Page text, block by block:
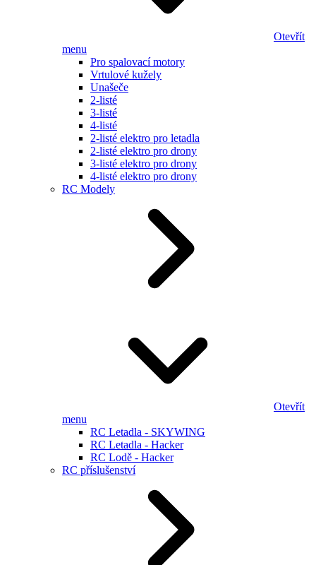
Otevřít
menu
Pro spalovací motory
Vrtulové kužely
Unašeče
2-listé
3-listé
4-listé
2-listé elektro pro letadla
2-listé elektro pro drony
3-listé elektro pro drony
4-listé elektro pro drony
RC Modely
Otevřít
menu
RC Letadla - SKYWING
RC Letadla - Hacker
RC Lodě - Hacker
RC příslušenství